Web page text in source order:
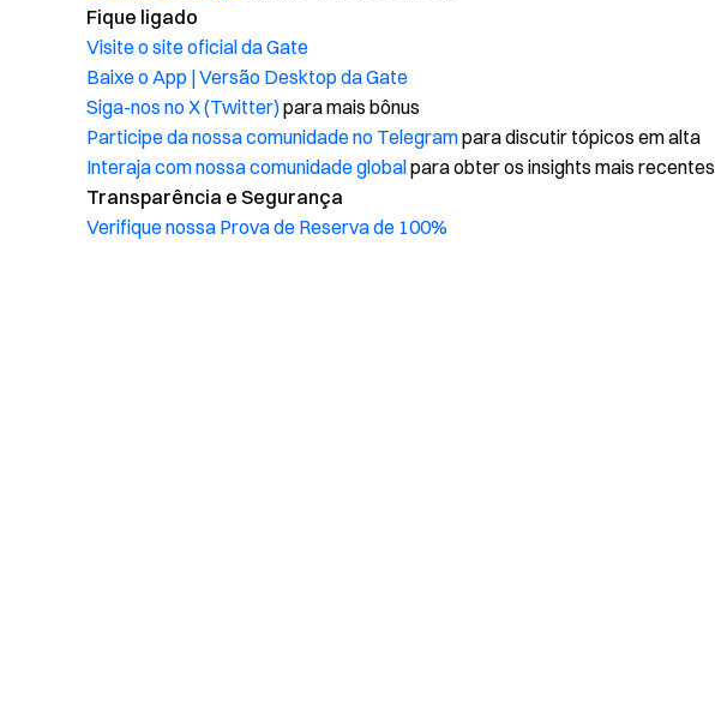
Fique ligado
Visite o site oficial da Gate
Baixe o App | Versão Desktop da Gate
Siga-nos no X (Twitter)para mais bônus
Participe da nossa comunidade no Telegrampara discutir tópicos em alta
Interaja com nossa comunidade globalpara obter os insights mais recentes
Transparência e Segurança
Verifique nossa Prova de Reserva de 100%